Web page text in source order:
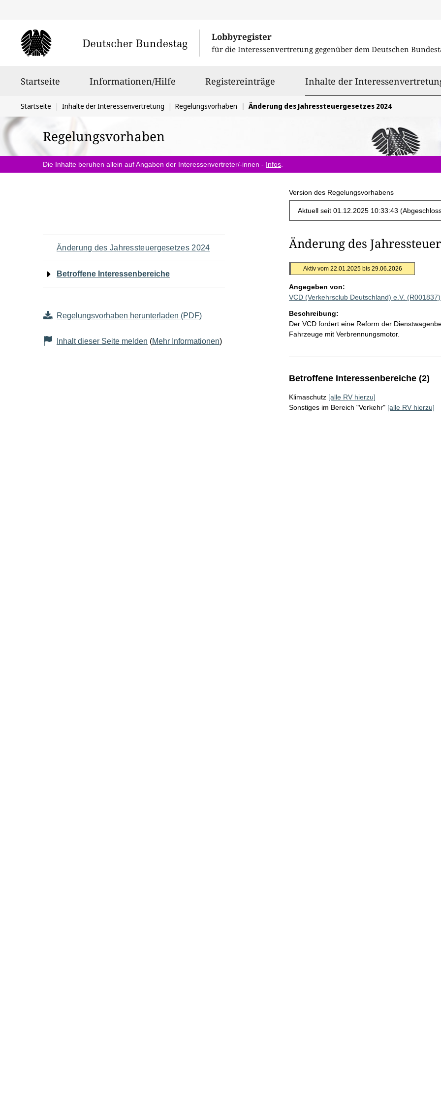
Lobbyregister
für die Interessenvertretung gegenüber dem Deutschen
Startseite Informationen/Hilfe Registereinträge Inhalte der
Sie
befinden
sich
hier:
Startseite Inhalte der Interessenvertretung Regelungsvorhaben Änderung des Jahressteuergesetzes 2024
Regelungsvorhaben
Die Inhalte beruhen allein auf Angaben der Interessenvertreter/-innen - Infos
Version des Regelungsvorhabens
Navigation
für
Seiteninhalt
Änderung des Jahressteuergesetzes 2024
Betroffene Interessenbereiche
Regelungsvorhaben herunterladen (PDF)
Inhalt dieser Seite melden (Mehr Informationen)
Änderung des
Aktiv vom 22.01.2025 bis 29.06.2026
Angegeben von:
VCD (Verkehrsclub Deutschland) e.V. (R001837)
Beschreibung:
Der VCD fordert eine Reform der
Fahrzeuge mit Verbrennungsmotor.
Betroffene Interessenbereiche (2)
Klimaschutz [alle RV hierzu]
Sonstiges im Bereich "Verkehr" [alle RV hierzu]